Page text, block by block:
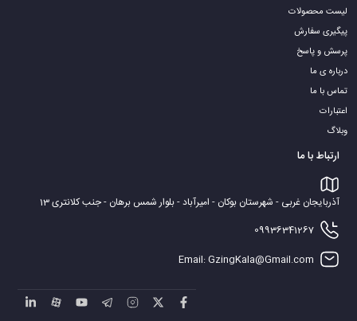
لیست محصولات
پیگیری سفارش
پرسش و پاسخ
درباره ی ما
تماس با ما
اعتبارات
وبلاگ
ارتباط با ما
آذربایجان غربی - شهرستان بوکان - امیرآباد - بلوار شمس برهان - جنب کلانتری 13
09936341267
Email: GzingKala@Gmail.com